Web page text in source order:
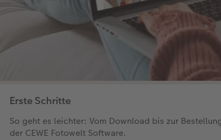
Erste Schritte
So geht es leichter: Vom Download bis zur
der CEWE Fotowelt Software.